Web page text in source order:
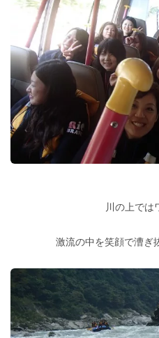
川の上では
激流の中を笑顔で漕ぎ